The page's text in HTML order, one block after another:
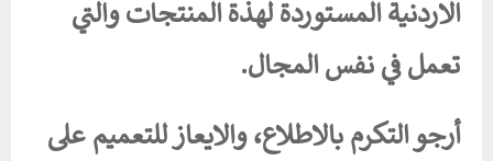
الاردنية المستوردة لهذة المنتجات والتي
تعمل في نفس المجال.
أرجو التكرم بالاطلاع، والايعاز للتعميم على